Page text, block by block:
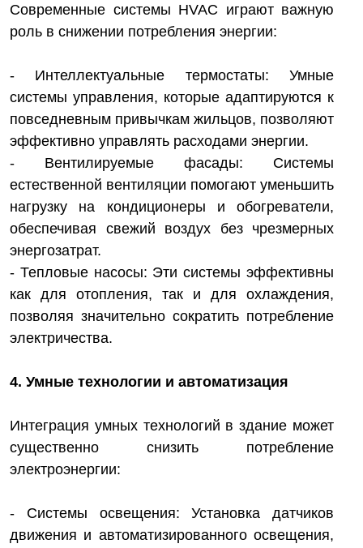
Современные системы HVAC играют важную
роль в снижении потребления энергии:
- Интеллектуальные термостаты: Умные
системы управления, которые адаптируются к
повседневным привычкам жильцов, позволяют
эффективно управлять расходами энергии.
- Вентилируемые фасады: Системы
естественной вентиляции помогают уменьшить
нагрузку на кондиционеры и обогреватели,
обеспечивая свежий воздух без чрезмерных
энергозатрат.
- Тепловые насосы: Эти системы эффективны
как для отопления, так и для охлаждения,
позволяя значительно сократить потребление
электричества.
4. Умные технологии и автоматизация
Интеграция умных технологий в здание может
существенно снизить потребление
электроэнергии:
- Системы освещения: Установка датчиков
движения и автоматизированного освещения,